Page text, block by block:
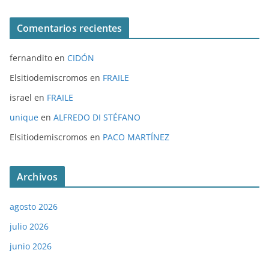
Comentarios recientes
fernandito en CIDÓN
Elsitiodemiscromos en FRAILE
israel en FRAILE
unique en ALFREDO DI STÉFANO
Elsitiodemiscromos en PACO MARTÍNEZ
Archivos
agosto 2026
julio 2026
junio 2026